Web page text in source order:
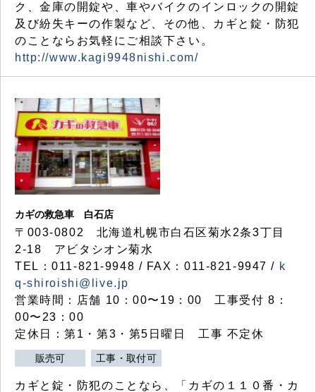
ク、金庫の開錠や、車やバイクのインロックの開錠
及び紛失キーの作製など、その他、カギと錠・防犯
のことならお気軽にご相談下さい。
http://www.kagi9948nishi.com/
カギの救急車 白石店
〒003-0802 北海道札幌市白石区菊水2条3丁目
2-18 アビタシオン菊水
TEL：011-821-9948 / FAX：011-821-9947 / k
q-shiroishi@live.jp
営業時間：店舗 10：00〜19：00 工事受付 8：
00〜23：00
定休日：第1・第3・第5日曜日 工事 不定休
販売可 工事・取付可
カギと錠・防犯のことなら、「カギの１１０番・カ